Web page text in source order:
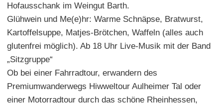
Hofausschank im Weingut Barth.
Glühwein und Me(e)hr: Warme Schnäpse, Bratwurst,
Kartoffelsuppe, Matjes-Brötchen, Waffeln (alles auch
glutenfrei möglich). Ab 18 Uhr Live-Musik mit der Band
„Sitzgruppe“
Ob bei einer Fahrradtour, erwandern des
Premiumwanderwegs Hiwweltour Aulheimer Tal oder
einer Motorradtour durch das schöne Rheinhessen,